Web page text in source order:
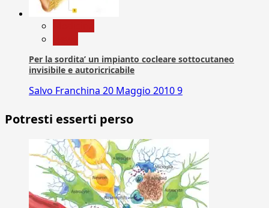
Per la sordita’ un impianto cocleare sottocutaneo
invisibile e autoricricabile
Salvo Franchina 20 Maggio 20109
Potresti esserti perso